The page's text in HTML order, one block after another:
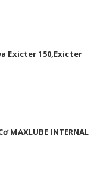
Exicter 150,Exicter
MAXLUBE INTERNAL